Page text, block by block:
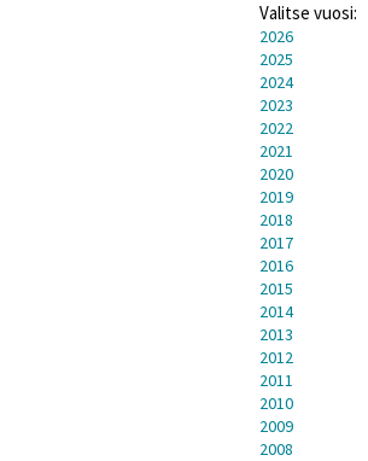
Valitse vuosi:
2026
2025
2024
2023
2022
2021
2020
2019
2018
2017
2016
2015
2014
2013
2012
2011
2010
2009
2008